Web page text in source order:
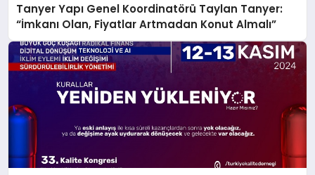
Tanyer Yapı Genel Koordinatörü Taylan Tanyer:
“İmkanı Olan, Fiyatlar Artmadan Konut Almalı”